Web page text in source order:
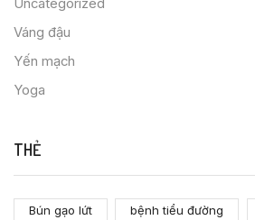
Uncategorized
Váng đậu
Yến mạch
Yoga
THẺ
Bún gạo lứt bệnh tiểu đường